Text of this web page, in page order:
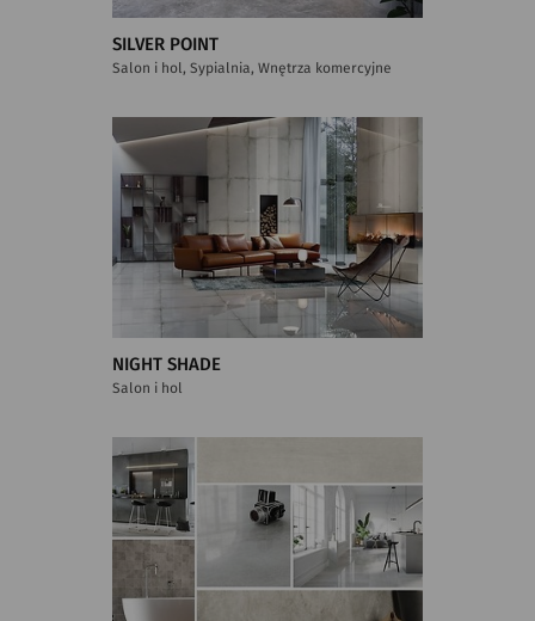
SILVER POINT
Salon i hol, Sypialnia, Wnętrza komercyjne
NIGHT SHADE
Salon i hol